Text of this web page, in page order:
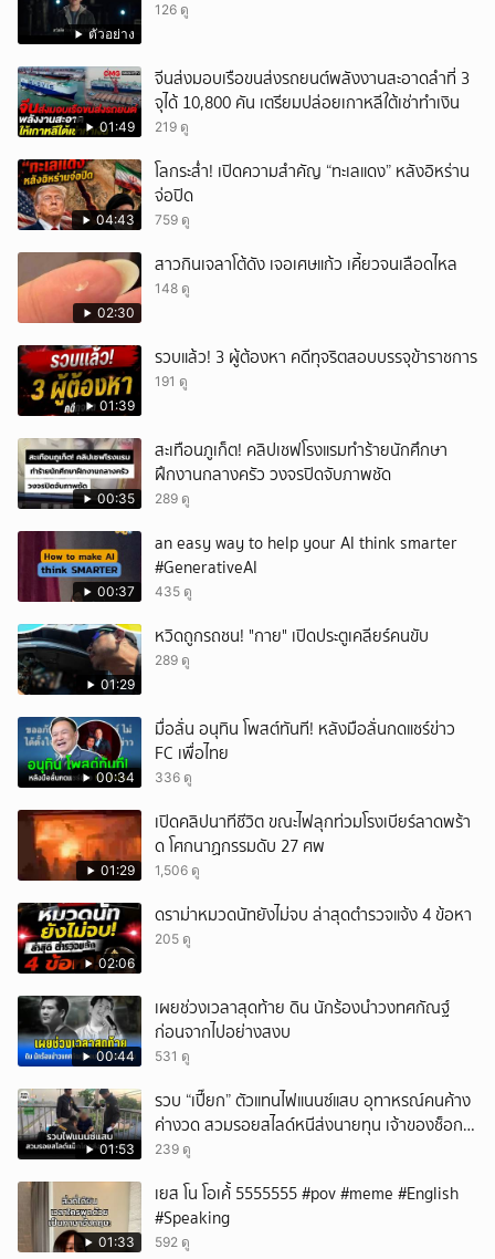
ตัวอย่าง
126 ดู
01:49
จีนส่งมอบเรือขนส่งรถยนต์พลังงานสะอาดลำที่ 3
จุได้ 10,800 คัน เตรียมปล่อยเกาหลีใต้เช่าทำเงิน
219 ดู
04:43
โลกระส่ำ! เปิดความสำคัญ “ทะเลแดง” หลังอิหร่าน
จ่อปิด
759 ดู
02:30
สาวกินเจลาโต้ดัง เจอเศษแก้ว เคี้ยวจนเลือดไหล
148 ดู
01:39
รวบแล้ว! 3 ผู้ต้องหา คดีทุจริตสอบบรรจุข้าราชการ
191 ดู
00:35
สะเทือนภูเก็ต! คลิปเชฟโรงแรมทำร้ายนักศึกษา
ฝึกงานกลางครัว วงจรปิดจับภาพชัด
289 ดู
00:37
an easy way to help your AI think smarter
#GenerativeAI
435 ดู
01:29
หวิดถูกรถชน! "กาย" เปิดประตูเคลียร์คนขับ
289 ดู
00:34
มื่อลั่น อนุทิน โพสต์ทันที! หลังมือลั่นกดแชร์ข่าว
FC เพื่อไทย
336 ดู
01:29
เปิดคลิปนาทีชีวิต ขณะไฟลุกท่วมโรงเบียร์ลาดพร้า
ด โศกนาฏกรรมดับ 27 ศพ
1,506 ดู
02:06
ดราม่าหมวดนัทยังไม่จบ ล่าสุดตำรวจแจ้ง 4 ข้อหา
205 ดู
00:44
เผยช่วงเวลาสุดท้าย ดิน นักร้องนำวงทศกัณฐ์
ก่อนจากไปอย่างสงบ
531 ดู
01:53
รวบ “เปี๊ยก” ตัวแทนไฟแนนซ์แสบ อุทาหรณ์คนค้าง
ค่างวด สวมรอยสไลด์หนีส่งนายทุน เจ้าของช็อก
หนี้ยังอยู่ - รถปลิว เสียหายกว่า 600,000 บาท
239 ดู
01:33
เยส โน โอเค้้้้ 5555555 #pov #meme #English
#Speaking
592 ดู